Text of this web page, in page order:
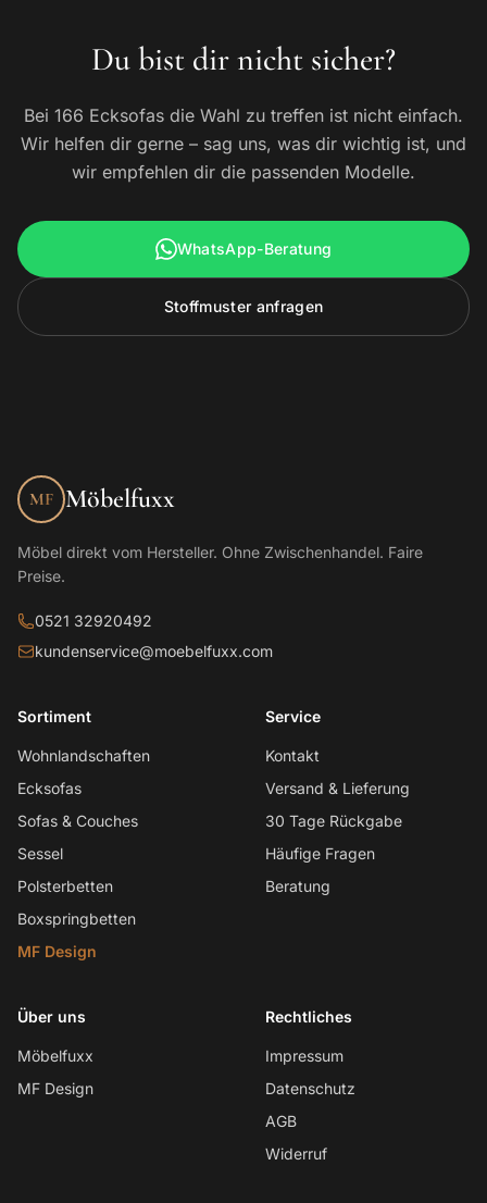
Du bist dir nicht sicher?
Bei 166 Ecksofas die Wahl zu treffen ist nicht einfach.
Wir helfen dir gerne – sag uns, was dir wichtig ist, und
wir empfehlen dir die passenden Modelle.
WhatsApp-Beratung
Stoffmuster anfragen
MF Möbelfuxx
Möbel direkt vom Hersteller. Ohne Zwischenhandel. Faire
Preise.
0521 32920492
kundenservice@moebelfuxx.com
Sortiment
Wohnlandschaften
Ecksofas
Sofas & Couches
Sessel
Polsterbetten
Boxspringbetten
MF Design
Service
Kontakt
Versand & Lieferung
30 Tage Rückgabe
Häufige Fragen
Beratung
Über uns
Möbelfuxx
MF Design
Rechtliches
Impressum
Datenschutz
AGB
Widerruf